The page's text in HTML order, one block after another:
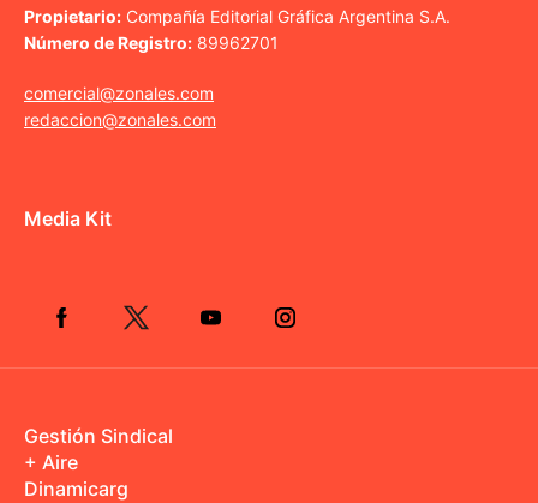
Propietario: Compañía Editorial Gráfica Argentina S.A.
Número de Registro: 89962701
comercial@zonales.com
redaccion@zonales.com
Media Kit
Gestión Sindical
+ Aire
Dinamicarg